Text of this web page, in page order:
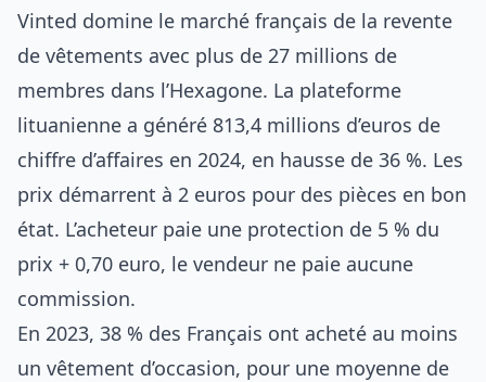
Vinted domine le marché français de la revente
de vêtements avec plus de 27 millions de
membres dans l’Hexagone. La plateforme
lituanienne a généré 813,4 millions d’euros de
chiffre d’affaires en 2024, en hausse de 36 %. Les
prix démarrent à 2 euros pour des pièces en bon
état. L’acheteur paie une protection de 5 % du
prix + 0,70 euro, le vendeur ne paie aucune
commission.
En 2023, 38 % des Français ont acheté au moins
un vêtement d’occasion, pour une moyenne de